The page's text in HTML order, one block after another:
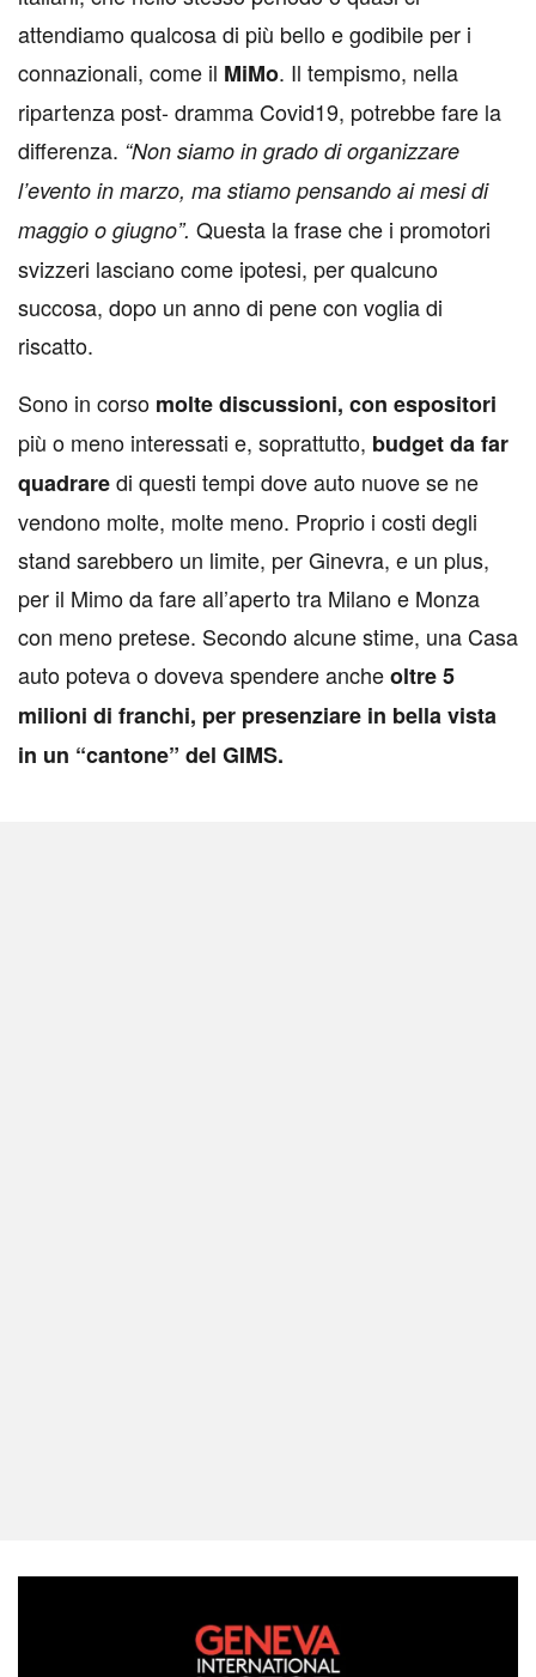
attendiamo qualcosa di più bello e godibile per i
connazionali, come il MiMo. Il tempismo, nella
ripartenza post- dramma Covid19, potrebbe fare la
differenza. “Non siamo in grado di organizzare
l’evento in marzo, ma stiamo pensando ai mesi di
maggio o giugno”. Questa la frase che i promotori
svizzeri lasciano come ipotesi, per qualcuno
succosa, dopo un anno di pene con voglia di
riscatto.
Sono in corso molte discussioni, con espositori
più o meno interessati e, soprattutto, budget da far
quadraredi questi tempi dove auto nuove se ne
vendono molte, molte meno. Proprio i costi degli
stand sarebbero un limite, per Ginevra, e un plus,
per il Mimo da fare all’aperto tra Milano e Monza
con meno pretese. Secondo alcune stime, una Casa
auto poteva o doveva spendere ancheoltre 5
milioni di franchi, per presenziare in bella vista
in un “cantone” del GIMS.